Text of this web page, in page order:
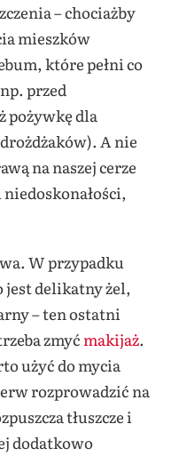
– chociażby
mieszków
które pełni co
przed
pożywkę dla
A nie
na naszej cerze
W przypadku
jest delikatny żel,
– ten ostatni
zmyć makijaż.
użyć do mycia
rozprowadzić na
tłuszcze i
dodatkowo